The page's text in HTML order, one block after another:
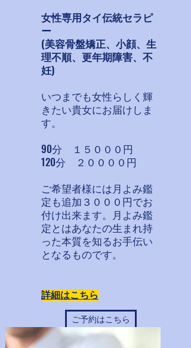
女性専用タイ伝統セラピ
ー
​(美容骨盤矯正、小顔、生
理不順、更年期障害、不
妊)
​いつまでも女性らしく輝
きたい貴女にお届けしま
す。​
90分 １５０００円
​120分 ２００００円
ご希望者様には月よみ鑑
定も追加３０００円でお
付け出来ます。月よみ鑑
定とはあなたの生まれ持
った本質を知るお手伝い
となるものです。
詳細はこちら
ご予約はこちら